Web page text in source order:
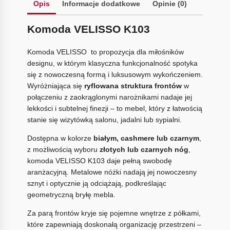
Opis Informacje dodatkowe Opinie (0)
Komoda VELISSO K103
Komoda VELISSO to propozycja dla miłośników
designu, w którym klasyczna funkcjonalność spotyka
się z nowoczesną formą i luksusowym wykończeniem.
Wyróżniająca się ryflowana struktura frontóww
połączeniu z zaokrąglonymi narożnikami nadaje jej
lekkości i subtelnej finezji – to mebel, który z łatwością
stanie się wizytówką salonu, jadalni lub sypialni.
Dostępna w kolorze białym, cashmere lub czarnym,
z możliwością wyboru złotych lub czarnych nóg,
komoda VELISSO K103 daje pełną swobodę
aranżacyjną. Metalowe nóżki nadają jej nowoczesny
sznyt i optycznie ją odciążają, podkreślając
geometryczną bryłę mebla.
Za parą frontów kryje się pojemne wnętrze z półkami,
które zapewniają doskonałą organizację przestrzeni –